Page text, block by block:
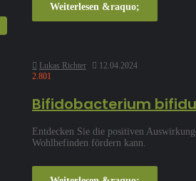
Weiterlesen &raquo;
Lukas Richter
12.04.2024
2.801
Bifidobacterium
Entdecken Sie die positiven
Wohlbefinden fördern kann.